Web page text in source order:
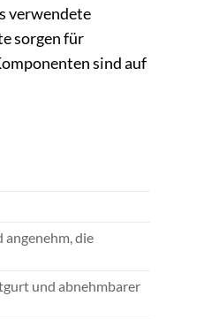
verwendete
sorgen für
sind auf
die
und abnehmbarer